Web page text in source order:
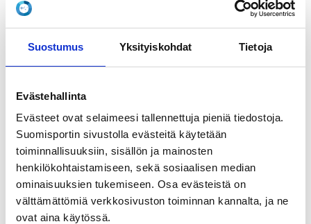
Suostumus Yksityiskohdat Tietoja
Evästehallinta
Evästeet ovat selaimeesi tallennettuja pieniä tiedostoja.
Suomisportin sivustolla evästeitä käytetään
toiminnallisuuksiin, sisällön ja mainosten
henkilökohtaistamiseen, sekä sosiaalisen median
ominaisuuksien tukemiseen. Osa evästeistä on
välttämättömiä verkkosivuston toiminnan kannalta, ja ne
ovat aina käytössä.
SPORTS
Taekwondo
Mo 20.1.2025 at 10:40 - Fr 14.2.2025 at 20:00
PRICE
Koko leiri 50,00 €
ADDITIONAL INFORMATION
Laura Kinnunen